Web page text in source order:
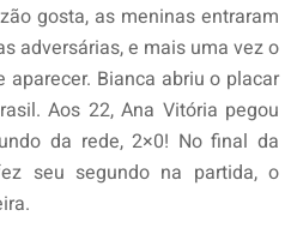
gosta, as meninas entraram
adversárias, e mais uma vez o
aparecer. Bianca abriu o placar
Aos 22, Ana Vitória pegou
da rede, 2×0! No final da
seu segundo na partida, o